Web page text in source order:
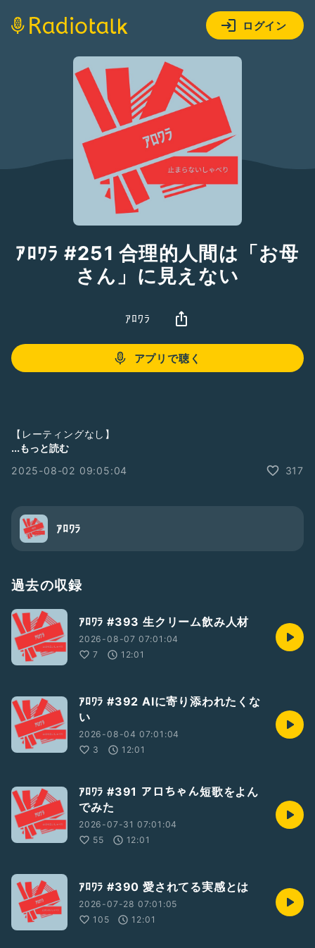
ログイン
ｱﾛﾜﾗ #251 合理的人間は「お母
さん」に見えない
ｱﾛﾜﾗ
アプリで聴く
【レーティングなし】
#フリートーク #雑談 #怪我
#フリートーク
...もっと読む
2025-08-02 09:05:04
317
ｱﾛﾜﾗ
過去の収録
ｱﾛﾜﾗ #393 生クリーム飲み人材
2026-08-07 07:01:04
7
12:01
ｱﾛﾜﾗ #392 AIに寄り添われたくな
い
2026-08-04 07:01:04
3
12:01
ｱﾛﾜﾗ #391 アロちゃん短歌をよん
でみた
2026-07-31 07:01:04
55
12:01
ｱﾛﾜﾗ #390 愛されてる実感とは
2026-07-28 07:01:05
105
12:01